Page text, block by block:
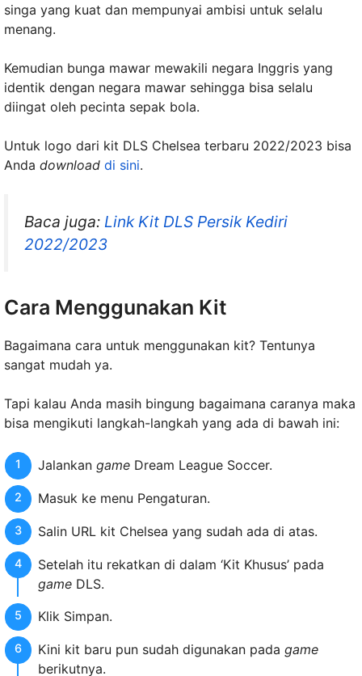
singa yang kuat dan mempunyai ambisi untuk selalu
menang.
Kemudian bunga mawar mewakili negara Inggris yang
identik dengan negara mawar sehingga bisa selalu
diingat oleh pecinta sepak bola.
Untuk logo dari kit DLS Chelsea terbaru 2022/2023 bisa
Anda download di sini.
Baca juga: Link Kit DLS Persik Kediri
2022/2023
Cara Menggunakan Kit
Bagaimana cara untuk menggunakan kit? Tentunya
sangat mudah ya.
Tapi kalau Anda masih bingung bagaimana caranya maka
bisa mengikuti langkah-langkah yang ada di bawah ini:
Jalankan gameDream League Soccer.
Masuk ke menu Pengaturan.
Salin URL kit Chelsea yang sudah ada di atas.
Setelah itu rekatkan di dalam ‘Kit Khusus’ pada
gameDLS.
Klik Simpan.
Kini kit baru pun sudah digunakan pada game
berikutnya.